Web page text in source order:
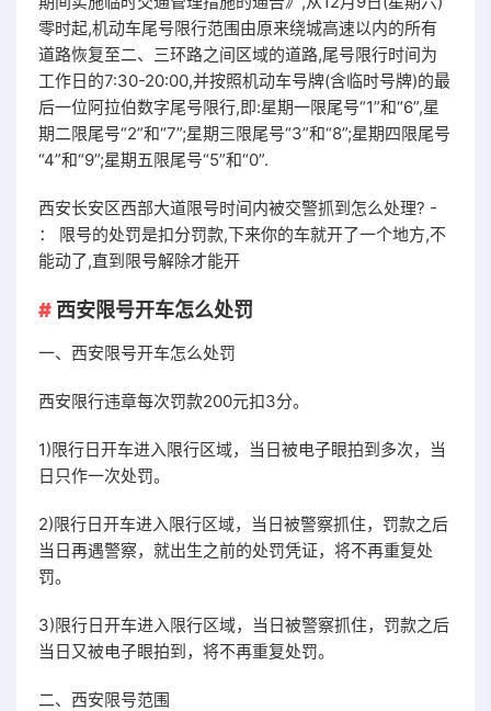
零时起,机动车尾号限行范围由原来绕城高速以内的所有
道路恢复至二、三环路之间区域的道路,尾号限行时间为
工作日的7:30-20:00,并按照机动车号牌(含临时号牌)的最
后一位阿拉伯数字尾号限行,即:星期一限尾号“1”和“6”,星
期二限尾号“2”和“7”;星期三限尾号“3”和“8”;星期四限尾号
“4”和“9”;星期五限尾号“5”和“0”.
西安长安区西部大道限号时间内被交警抓到怎么处理? -
： 限号的处罚是扣分罚款,下来你的车就开了一个地方,不
能动了,直到限号解除才能开
西安限号开车怎么处罚
一、西安限号开车怎么处罚
西安限行违章每次罚款200元扣3分。
1)限行日开车进入限行区域，当日被电子眼拍到多次，当
日只作一次处罚。
2)限行日开车进入限行区域，当日被警察抓住，罚款之后
当日再遇警察，就出生之前的处罚凭证，将不再重复处
罚。
3)限行日开车进入限行区域，当日被警察抓住，罚款之后
当日又被电子眼拍到，将不再重复处罚。
二、西安限号范围